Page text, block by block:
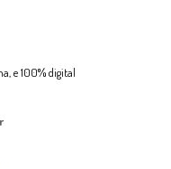
e 100% digital